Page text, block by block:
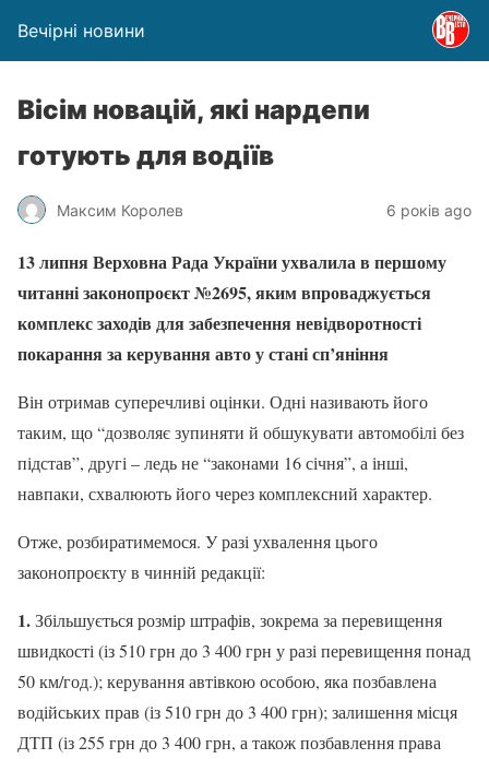
Вечірні новини
Вісім новацій, які нардепи
готують для водіїв
Максим Королев 6 років ago
13 липня Верховна Рада України ухвалила в першому
читанні законопроєкт №2695, яким впроваджується
комплекс заходів для забезпечення невідворотності
покарання за керування авто у стані сп’яніння
Він отримав суперечливі оцінки. Одні називають його
таким, що “дозволяє зупиняти й обшукувати автомобілі без
підстав”, другі – ледь не “законами 16 січня”, а інші,
навпаки, схвалюють його через комплексний характер.
Отже, розбиратимемося. У разі ухвалення цього
законопроєкту в чинній редакції:
1.Збільшується розмір штрафів, зокрема за перевищення
швидкості (із 510 грн до 3 400 грн у разі перевищення понад
50 км/год.); керування автівкою особою, яка позбавлена
водійських прав (із 510 грн до 3 400 грн); залишення місця
ДТП (із 255 грн до 3 400 грн, а також позбавлення права